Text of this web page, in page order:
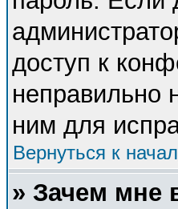
доступ к
неправильно
ним для
Вернуться к
» Зачем мне